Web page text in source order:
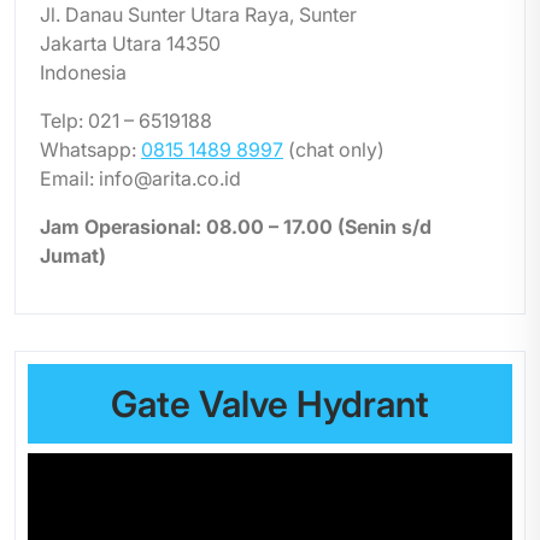
Jl. Danau Sunter Utara Raya, Sunter
Jakarta Utara 14350
Indonesia
Telp: 021 – 6519188
Whatsapp: 0815 1489 8997 (chat only)
Email: info@arita.co.id
Jam Operasional: 08.00 – 17.00 (Senin s/d
Jumat)
Gate Valve Hydrant